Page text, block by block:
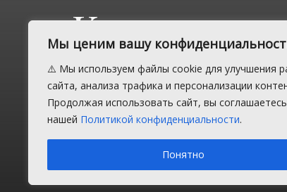
Мы ценим вашу
⚠️ Мы используем файлы cookie для улучшения
сайта, анализа трафика и персонализации
Продолжая использовать сайт, вы
нашей Политикой конфиденциальности.
Понятно
Какая
продажу
Четверг, 4 июня 2020 г. в рубрикеЗакон и